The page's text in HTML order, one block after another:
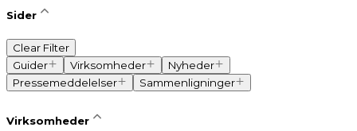
Sider
Clear Filter
Guider
Virksomheder
Nyheder
Pressemeddelelser
Sammenligninger
Virksomheder